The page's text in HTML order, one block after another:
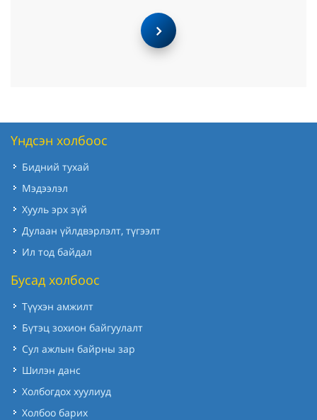
Үндсэн холбоос
Бидний тухай
Мэдээлэл
Хууль эрх зүй
Дулаан үйлдвэрлэлт, түгээлт
Ил тод байдал
Бусад холбоос
Түүхэн амжилт
Бүтэц зохион байгуулалт
Сул ажлын байрны зар
Шилэн данс
Холбогдох хуулиуд
Холбоо барих